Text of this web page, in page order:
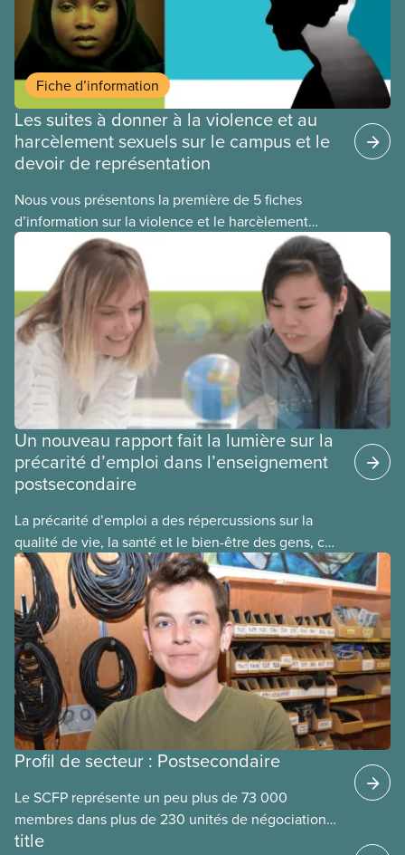
Fiche d’information
Les suites à donner à la violence et au
harcèlement sexuels sur le campus et le
devoir de représentation
Nous vous présentons la première de 5 fiches
d’information sur la violence et le harcèlement
sexuels dans les établissements d’enseignement
postsecondaire et sur les mesures que votre
syndicat peut prendre pour y remédier. Cette fiche
présente de multiples options pour faire un
signalement ou porter plainte suite à un épisode de
violence ou de harcèlement à caractère sexuel sur
le campus.
Un nouveau rapport fait la lumière sur la
précarité d’emploi dans l’enseignement
postsecondaire
La précarité d’emploi a des répercussions sur la
qualité de vie, la santé et le bien-être des gens, ce
qui, en retour, affecte la collectivité. C’est le point
le plus important à être ressorti d’une série
d’assemblées publiques sur la précarité d’emploi
dans le secteur de l’enseignement postsecondaire
organisée par le SCFP en début d’année.
Profil de secteur : Postsecondaire
Le SCFP représente un peu plus de 73 000
membres dans plus de 230 unités de négociation
dans le secteur de l’éducation postsecondaire. Ces
title